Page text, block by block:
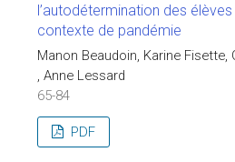
l’autodétermination des
contexte de pandémie
Manon Beaudoin, Karine Fisette,
, Anne Lessard
65-84
PDF